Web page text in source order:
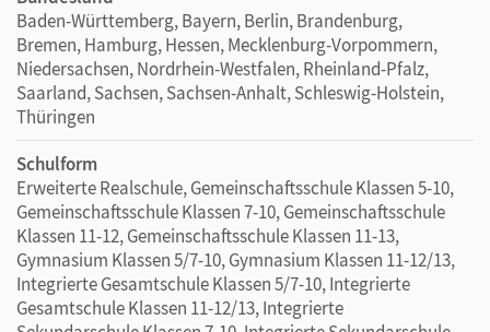
Baden-Württemberg, Bayern, Berlin, Brandenburg,
Bremen, Hamburg, Hessen, Mecklenburg-Vorpommern,
Niedersachsen, Nordrhein-Westfalen, Rheinland-Pfalz,
Saarland, Sachsen, Sachsen-Anhalt, Schleswig-Holstein,
Thüringen
Schulform
Erweiterte Realschule, Gemeinschaftsschule Klassen 5-10,
Gemeinschaftsschule Klassen 7-10, Gemeinschaftsschule
Klassen 11-12, Gemeinschaftsschule Klassen 11-13,
Gymnasium Klassen 5/7-10, Gymnasium Klassen 11-12/13,
Integrierte Gesamtschule Klassen 5/7-10, Integrierte
Gesamtschule Klassen 11-12/13, Integrierte